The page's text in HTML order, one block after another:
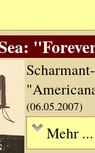
(06.05.2007)
Mehr ...